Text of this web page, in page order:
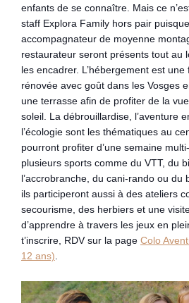
enfants de se connaître. Mais ce
staff Explora Family hors pair
accompagnateur de moyenne
restaurateur seront présents tout au
les encadrer. L’hébergement est
rénovée avec goût dans les Vosges
une terrasse afin de profiter de la
soleil. La débrouillardise, l’aventure
l’écologie sont les thématiques au
pourront profiter d’une semaine
plusieurs sports comme du VTT, du
l’accrobranche, du cani-rando ou du
ils participeront aussi à des ateliers
secourisme, des herbiers et une
d’apprendre à travers les jeux en
t’inscrire, RDV sur la page Colo
12 ans).